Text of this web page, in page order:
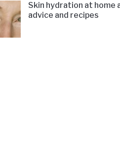
Skin hydration at home
advice and recipes